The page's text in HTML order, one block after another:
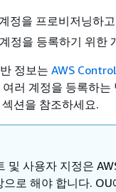
정을 프로비저닝하
정을 등록하기 위한
정보는 AWS
러 계정을 등록하는
섹션을 참조하세요.
및 사용자 지정은
로 해야 합니다. OU